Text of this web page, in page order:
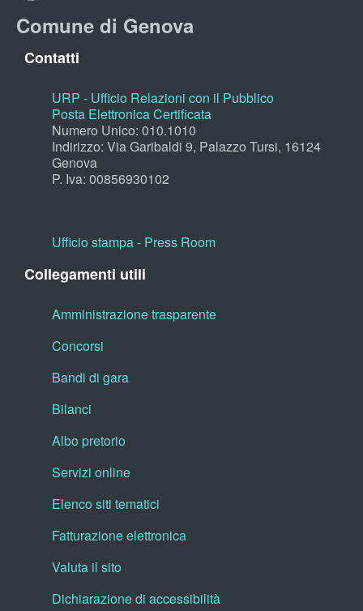
Comune di Genova
Contatti
URP - Ufficio Relazioni con il Pubblico
Posta Elettronica Certificata
Numero Unico: 010.1010
Indirizzo: Via Garibaldi 9, Palazzo Tursi, 16124
Genova
P. Iva: 00856930102
Ufficio stampa - Press Room
Collegamenti utili
Amministrazione trasparente
Concorsi
Bandi di gara
Bilanci
Albo pretorio
Servizi online
Elenco siti tematici
Fatturazione elettronica
Valuta il sito
Dichiarazione di accessibilità